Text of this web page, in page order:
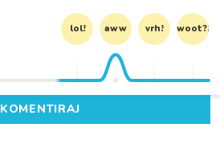
lol! aww vrh! woot?!
KOMENTIRAJ